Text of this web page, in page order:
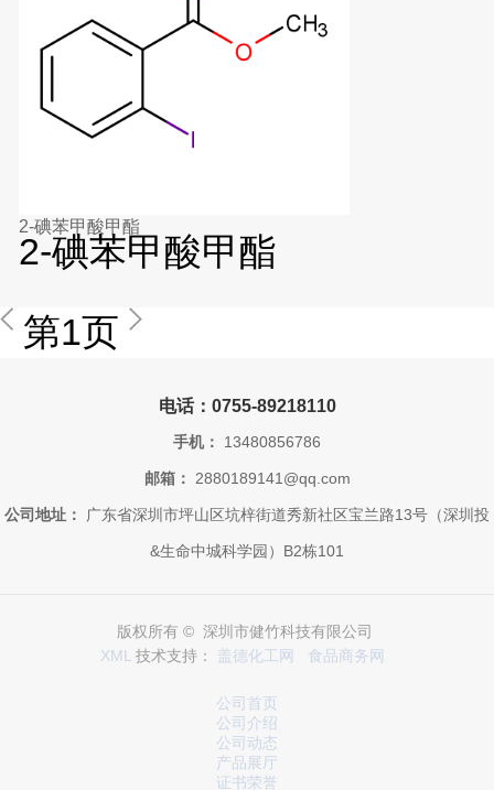
2-碘苯甲酸甲酯
2-碘苯甲酸甲酯
第1页
电话：0755-89218110
手机： 13480856786
邮箱： 2880189141@qq.com
公司地址： 广东省深圳市坪山区坑梓街道秀新社区宝兰路13号（深圳投
&生命中城科学园）B2栋101
版权所有 © 深圳市健竹科技有限公司
XML 技术支持： 盖德化工网 食品商务网
公司首页
公司介绍
公司动态
产品展厅
证书荣誉